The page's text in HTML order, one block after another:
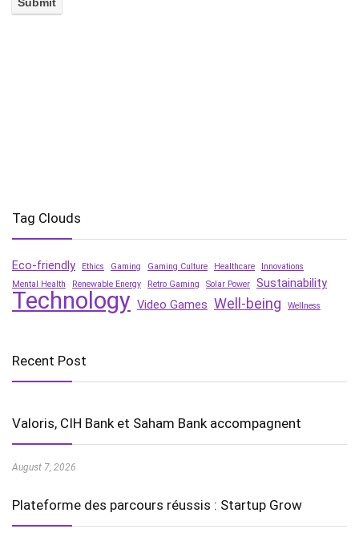
Tag Clouds
Eco-friendly Ethics Gaming Gaming Culture Healthcare
Innovations
Mental Health
Renewable Energy Retro Gaming Solar Power Sustainability
Technology Video Games Well-being Wellness
Recent Post
Valoris, CIH Bank et Saham Bank accompagnent
August 7, 2026
Plateforme des parcours réussis : Startup Grow